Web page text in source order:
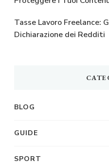
Tasse Lavoro Freelance:
Dichiarazione dei Redditi
BLOG
GUIDE
SPORT